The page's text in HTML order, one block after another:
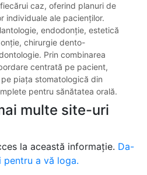
caz, oferind planuri de
individuale ale pacienților.
endodonție, estetică
chirurgie dento-
Prin combinarea
centrată pe pacient,
piața stomatologică din
pentru sănătatea orală.
multe site-uri
la această informație. Da-
a vă loga.